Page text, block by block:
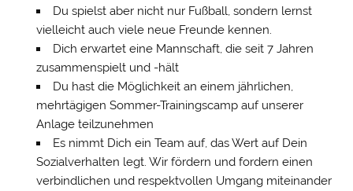
Du spielst aber nicht nur Fußball, sondern lernst
vielleicht auch viele neue Freunde kennen.
Dich erwartet eine Mannschaft, die seit 7 Jahren
zusammenspielt und -hält
Du hast die Möglichkeit an einem jährlichen,
mehrtägigen Sommer-Trainingscamp auf unserer
Anlage teilzunehmen
Es nimmt Dich ein Team auf, das Wert auf Dein
Sozialverhalten legt. Wir fördern und fordern einen
verbindlichen und respektvollen Umgang miteinander